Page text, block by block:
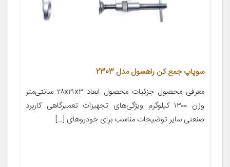
سوپاپ جمع کن راهسول مدل 2303
معرفی محصول جزئیات محصول ابعاد ۲۸x۲۱x۳ سانتی‌متر
وزن ۱۳۰۰ کیلوگرم ویژگی‌های تجهیزات تعمیرگاهی کاربرد
صنعتی سایر توضیحات مناسب برای خودروهای […]